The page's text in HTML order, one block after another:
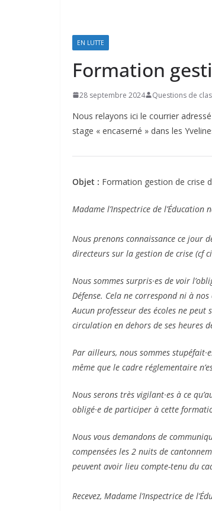
EN LUTTE
Formation
28 septembre 2024 Questions de
Nous relayons ici le courrier
stage « encaserné » dans les
Objet : Formation gestion de crise
Madame l’Inspectrice de l’Éducation
Nous prenons connaissance ce jour
directeurs sur la gestion de crise (cf ci
Nous sommes surpris·es de voir
Défense. Cela ne correspond ni à
Aucun professeur des écoles ne
circulation en dehors de ses heures
Par ailleurs, nous sommes
même que le cadre réglementaire
Nous serons très vigilant·es à ce
obligé·e de participer à cette
Nous vous demandons de
compensées les 2 nuits de
peuvent avoir lieu compte-tenu du
Recevez, Madame l’Inspectrice de